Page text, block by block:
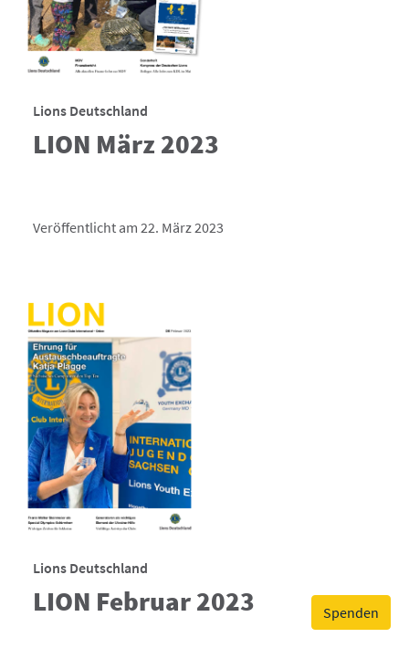
Spenden
Lions Deutschland
LION März 2023
Veröffentlicht am 22. März 2023
Lions Deutschland
LION Februar 2023